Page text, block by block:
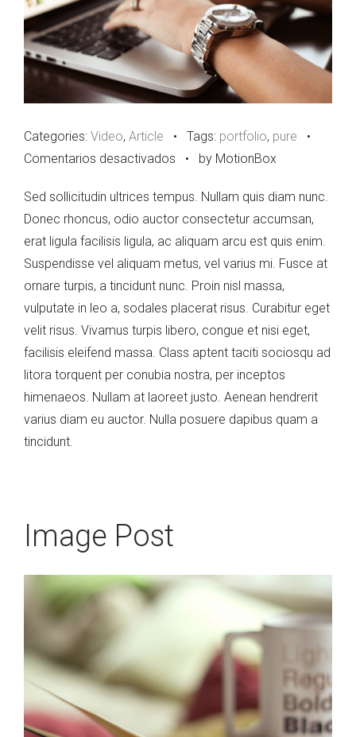
Categories: Video, Article • Tags: portfolio, pure •
Comentarios desactivados en
Image
Post
• by MotionBox
Sed sollicitudin ultrices tempus. Nullam quis diam nunc.
Donec rhoncus, odio auctor consectetur accumsan,
erat ligula facilisis ligula, ac aliquam arcu est quis enim.
Suspendisse vel aliquam metus, vel varius mi. Fusce at
ornare turpis, a tincidunt nunc. Proin nisl massa,
vulputate in leo a, sodales placerat risus. Curabitur eget
velit risus. Vivamus turpis libero, congue et nisi eget,
facilisis eleifend massa. Class aptent taciti sociosqu ad
litora torquent per conubia nostra, per inceptos
himenaeos. Nullam at laoreet justo. Aenean hendrerit
varius diam eu auctor. Nulla posuere dapibus quam a
tincidunt.
Image Post